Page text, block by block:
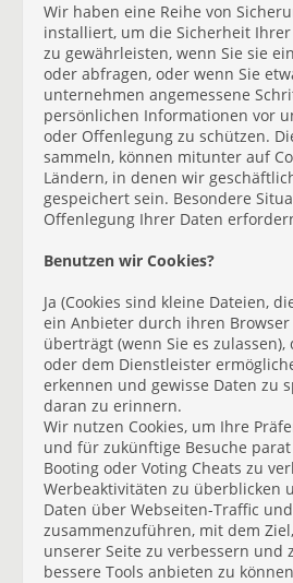
Wir haben eine Reihe von
installiert, um die Sicherheit
zu gewährleisten, wenn Sie sie
oder abfragen, oder wenn Sie
unternehmen angemessene
persönlichen Informationen vor
oder Offenlegung zu schützen.
sammeln, können mitunter auf
Ländern, in denen wir
gespeichert sein. Besondere
Offenlegung Ihrer Daten
Benutzen wir Cookies?
Ja (Cookies sind kleine Dateien,
ein Anbieter durch ihren
überträgt (wenn Sie es zulassen),
oder dem Dienstleister
erkennen und gewisse Daten zu
daran zu erinnern.
Wir nutzen Cookies, um Ihre
und für zukünftige Besuche
Booting oder Voting Cheats zu
Werbeaktivitäten zu überblicken
Daten über Webseiten-Traffic
zusammenzuführen, mit dem
unserer Seite zu verbessern und
bessere Tools anbieten zu